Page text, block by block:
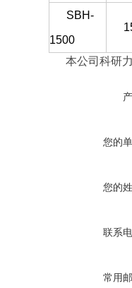
SBH-
1500
本公司科研
续发展是步源
您的
您的
联系
常用